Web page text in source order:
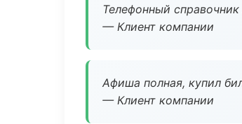
Телефонный
— Клиент компании
Афиша полная, купил
— Клиент компании